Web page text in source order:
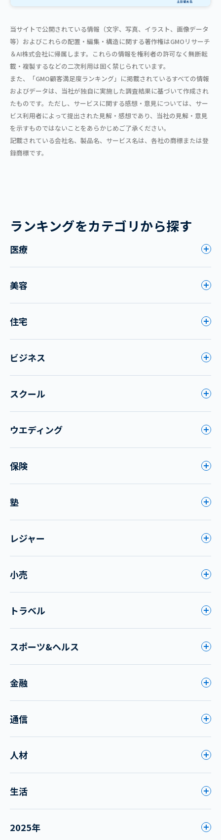
当サイトで公開されている情報（文字、写真、イラスト、画像データ
等）およびこれらの配置・編集・構造に関する著作権はGMOリサーチ
＆AI株式会社に帰属します。これらの情報を権利者の許可なく無断転
載・複製するなどの二次利用は固く禁じられています。
また、「GMO顧客満足度ランキング」に掲載されているすべての情報
およびデータは、当社が独自に実施した調査結果に基づいて作成され
たものです。ただし、サービスに関する感想・意見については、サー
ビス利用者によって提出された見解・感想であり、当社の見解・意見
を示すものではないことをあらかじめご了承ください。
記載されている会社名、製品名、サービス名は、各社の商標または登
録商標です。
ランキングをカテゴリから探す
医療
美容
住宅
ビジネス
スクール
ウエディング
保険
塾
レジャー
小売
トラベル
スポーツ&ヘルス
金融
通信
人材
生活
2025年